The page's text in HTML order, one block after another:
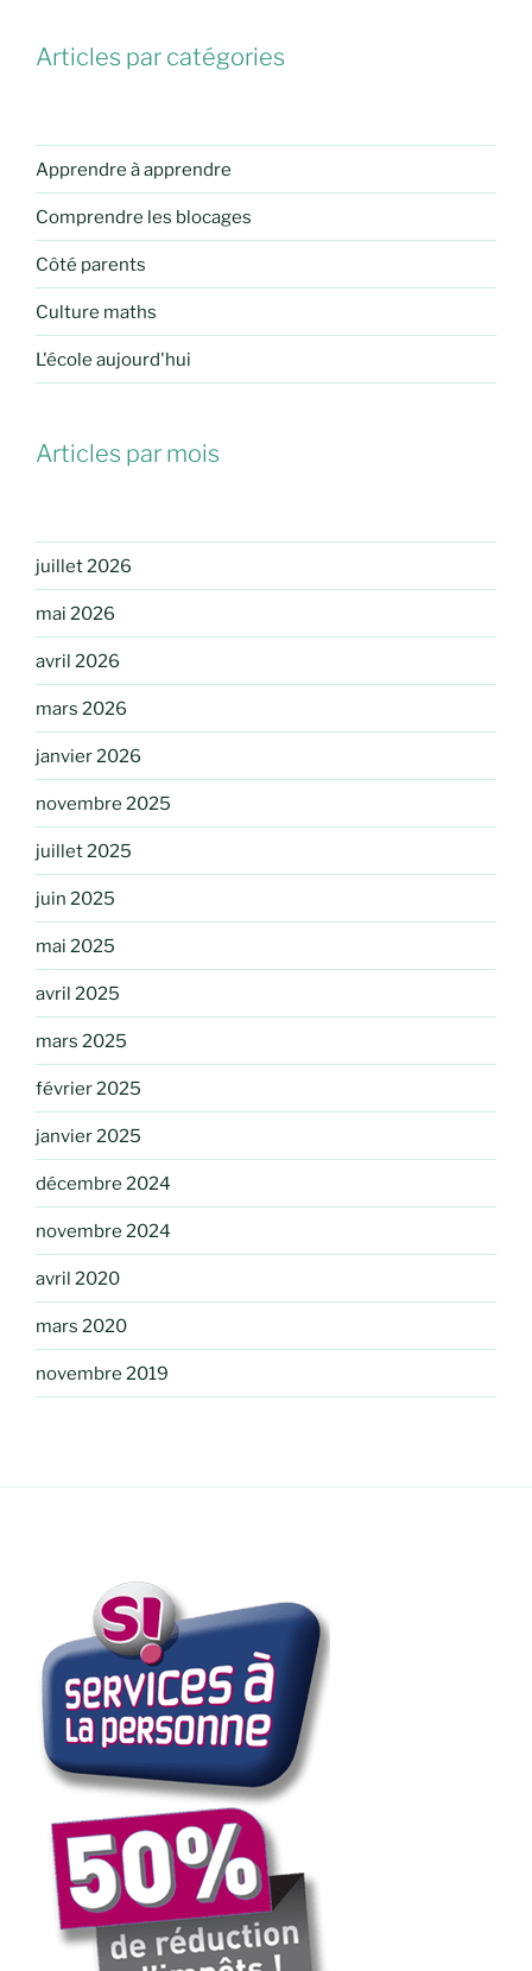
Articles par catégories
Apprendre à apprendre
Comprendre les blocages
Côté parents
Culture maths
L'école aujourd'hui
Articles par mois
juillet 2026
mai 2026
avril 2026
mars 2026
janvier 2026
novembre 2025
juillet 2025
juin 2025
mai 2025
avril 2025
mars 2025
février 2025
janvier 2025
décembre 2024
novembre 2024
avril 2020
mars 2020
novembre 2019